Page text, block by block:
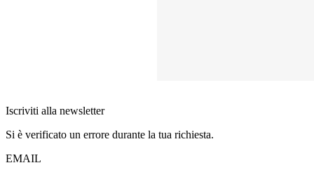
Iscriviti alla newsletter
Si è verificato un errore durante la tua richiesta.
EMAIL